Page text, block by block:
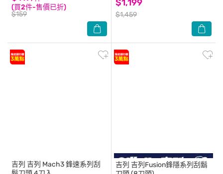
(買2件-售價已折)
$159
$1,199
$1,459
吉列 吉列 Mach3 鋒速系列刮
吉列 吉列Fusion鋒隱系列刮鬍